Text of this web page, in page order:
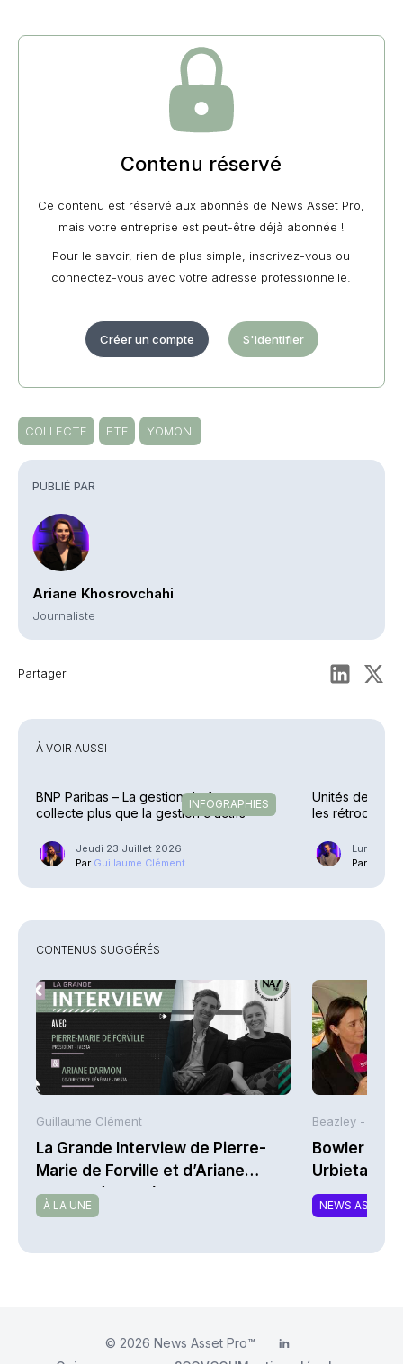
PUBLIÉ PAR
Ariane Khosrovchahi
Journaliste
Partager
Contenu réservé
Ce contenu est réservé aux abonnés de News Asset Pro,
mais votre entreprise est peut-être déjà abonnée !
Pour le savoir, rien de plus simple, inscrivez-vous ou
connectez-vous avec votre adresse professionnelle.
Créer un compte S'identifier
COLLECTE ETF YOMONI
À VOIR AUSSI
INFOGRAPHIES
BNP Paribas – La gestion de fortune
collecte plus que la gestion d’actifs
Jeudi 23 Juillet 2026
Par Guillaume Clément
Unités de
les
Lundi 20
Par
CONTENUS SUGGÉRÉS
Guillaume Clément
La Grande Interview de Pierre-
Marie de Forville et d’Ariane
Darmon (Ivesta)
À LA UNE
Beazley -
Bowler
Urbieta |
NEWS
© 2026 News Asset Pro™ LinkedIn